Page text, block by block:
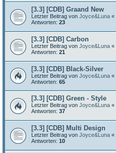
[3.3] [CDB] Graand New
Letzter Beitrag von Joyce&Luna «
Antworten: 23
[3.3] [CDB] Carbon
Letzter Beitrag von Joyce&Luna «
Antworten: 21
[3.3] [CDB] Black-Silver
Letzter Beitrag von Joyce&Luna «
Antworten: 65
[3.3] [CDB] Green - Style
Letzter Beitrag von Joyce&Luna «
Antworten: 37
[3.3] [CDB] Multi Design
Letzter Beitrag von Joyce&Luna «
Antworten: 10